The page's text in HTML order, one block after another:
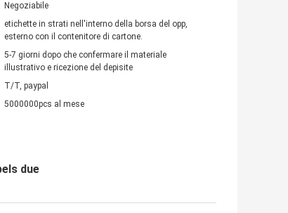
Negoziabile
etichette in strati nell'interno della borsa del opp,
esterno con il contenitore di cartone.
5-7 giorni dopo che confermare il materiale
illustrativo e ricezione del depisite
T/T, paypal
5000000pcs al mese
due